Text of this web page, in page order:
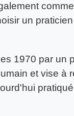
un
1970 par un
et vise à